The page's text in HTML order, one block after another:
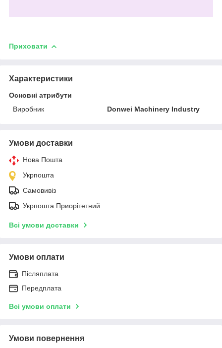
Приховати
Характеристики
Основні атрибути
Виробник
Donwei Machinery Industry
Умови доставки
Нова Пошта
Укрпошта
Самовивіз
Укрпошта Приорітетний
Всі умови доставки
Умови оплати
Післяплата
Передплата
Всі умови оплати
Умови повернення